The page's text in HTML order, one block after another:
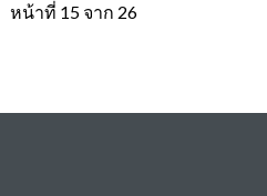
หน้าที่ 15 จาก 26